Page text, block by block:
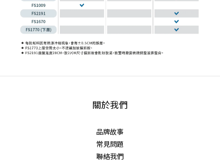
關於我們
品牌故事
常見問題
聯絡我們